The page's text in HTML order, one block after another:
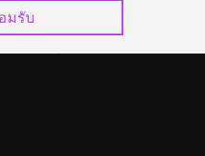
มรับ